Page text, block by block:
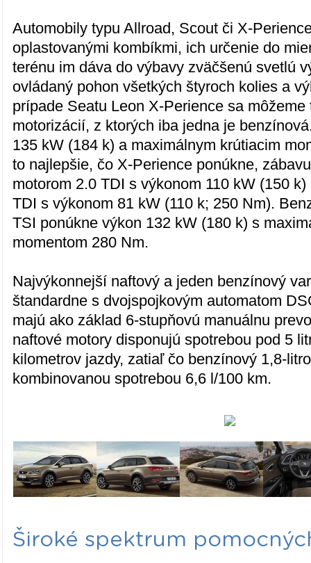
Automobily typu Allroad, Scout či X-
oplastovanými kombíkmi, ich určenie do
terénu im dáva do výbavy zväčšenú svetlú
ovládaný pohon všetkých štyroch kolies a
prípade Seatu Leon X-Perience sa
motorizácií, z ktorých iba jedna je
135 kW (184 k) a maximálnym krútiacim
to najlepšie, čo X-Perience ponúkne,
motorom 2.0 TDI s výkonom 110 kW (150
TDI s výkonom 81 kW (110 k; 250 Nm).
TSI ponúkne výkon 132 kW (180 k) s
momentom 280 Nm.
Najvýkonnejší naftový a jeden benzínový
štandardne s dvojspojkovým automatom
majú ako základ 6-stupňovú manuálnu
naftové motory disponujú spotrebou pod 5
kilometrov jazdy, zatiaľ čo benzínový 1,8-
kombinovanou spotrebou 6,6 l/100 km.
Široké spektrum